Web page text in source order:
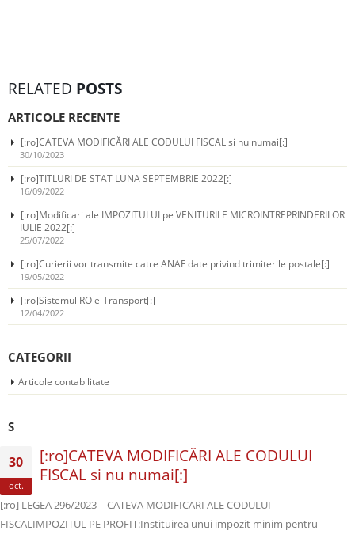
RELATED POSTS
ARTICOLE RECENTE
[:ro]CATEVA MODIFICĂRI ALE CODULUI FISCAL si nu numai[:]
30/10/2023
[:ro]TITLURI DE STAT LUNA SEPTEMBRIE 2022[:]
16/09/2022
[:ro]Modificari ale IMPOZITULUI pe VENITURILE MICROINTREPRINDERILOR
IULIE 2022[:]
25/07/2022
[:ro]Curierii vor transmite catre ANAF date privind trimiterile postale[:]
19/05/2022
[:ro]Sistemul RO e-Transport[:]
12/04/2022
CATEGORII
Articole contabilitate
S
30
oct.
[:ro]CATEVA MODIFICĂRI ALE CODULUI
FISCAL si nu numai[:]
[:ro] LEGEA 296/2023 – CATEVA MODIFICARI ALE CODULUI
FISCALIMPOZITUL PE PROFIT:Instituirea unui impozit minim pentru